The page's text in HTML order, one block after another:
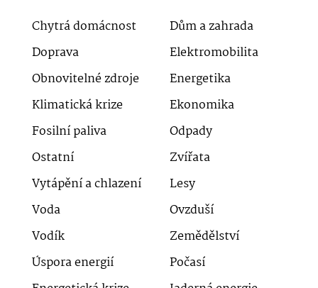
Chytrá domácnost
Dům a zahrada
Doprava
Elektromobilita
Obnovitelné zdroje
Energetika
Klimatická krize
Ekonomika
Fosilní paliva
Odpady
Ostatní
Zvířata
Vytápění a chlazení
Lesy
Voda
Ovzduší
Vodík
Zemědělství
Úspora energií
Počasí